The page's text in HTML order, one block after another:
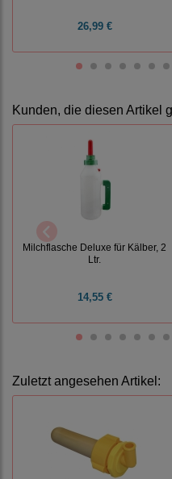
26,99 €
Kunden, die diesen Artikel
Milchflasche Deluxe für Kälber, 2
Ltr.
14,55 €
Zuletzt angesehen Artikel: